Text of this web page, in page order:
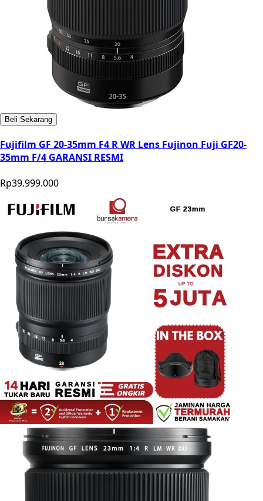
Beli Sekarang
Fujifilm GF 20-35mm F4 R WR Lens Fujinon Fuji GF20-
35mm F/4 GARANSI RESMI
Rp39.999.000